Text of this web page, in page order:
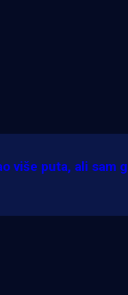
više puta, ali sam